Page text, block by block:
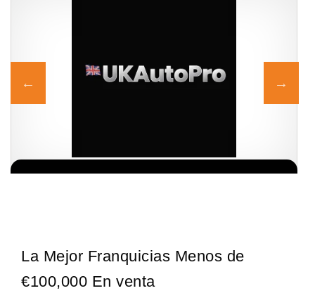
La Mejor Franquicias Menos de
€100,000 En venta